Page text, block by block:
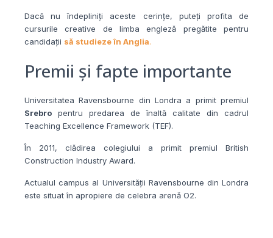
Dacă nu îndepliniți aceste cerințe, puteți profita de
cursurile creative de limba engleză pregătite pentru
candidații să studieze în Anglia.
Premii și fapte importante
Universitatea Ravensbourne din Londra a primit premiul
Srebro
pentru predarea de înaltă calitate din cadrul
Teaching Excellence Framework (TEF).
În 2011, clădirea colegiului a primit premiul British
Construction Industry Award.
Actualul campus al Universității Ravensbourne din Londra
este situat în apropiere de celebra arenă O2.